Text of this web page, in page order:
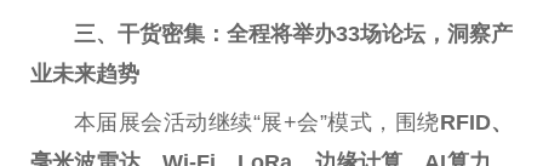
三、干货密集：全程将举办33场论坛，洞察产
业未来趋势
本届展会活动继续“展+会”模式，围绕RFID、